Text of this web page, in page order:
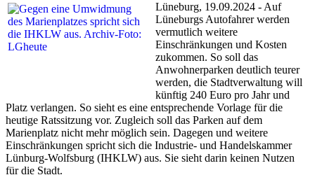
Lüneburg, 19.09.2024 - Auf
Lüneburgs Autofahrer werden
vermutlich weitere
Einschränkungen und Kosten
zukommen. So soll das
Anwohnerparken deutlich teurer
werden, die Stadtverwaltung will
künftig 240 Euro pro Jahr und
Platz verlangen. So sieht es eine entsprechende Vorlage für die
heutige Ratssitzung vor. Zugleich soll das Parken auf dem
Marienplatz nicht mehr möglich sein. Dagegen und weitere
Einschränkungen spricht sich die Industrie- und Handelskammer
Lünburg-Wolfsburg (IHKLW) aus. Sie sieht darin keinen Nutzen
für die Stadt.